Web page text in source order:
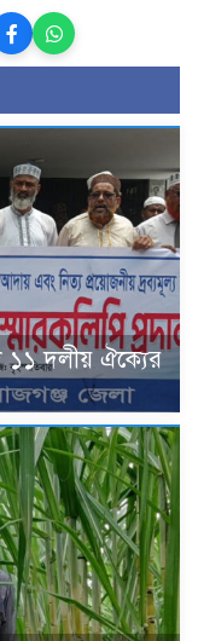
১১ দলীয় ঐক্যের